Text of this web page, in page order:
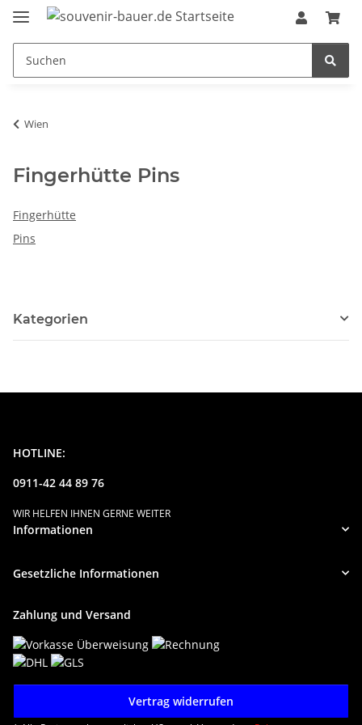
Wien
Fingerhütte Pins
Fingerhütte
Pins
Kategorien
HOTLINE:
0911-42 44 89 76
WIR HELFEN IHNEN GERNE WEITER
Informationen
Gesetzliche Informationen
Zahlung und Versand
Vertrag widerrufen